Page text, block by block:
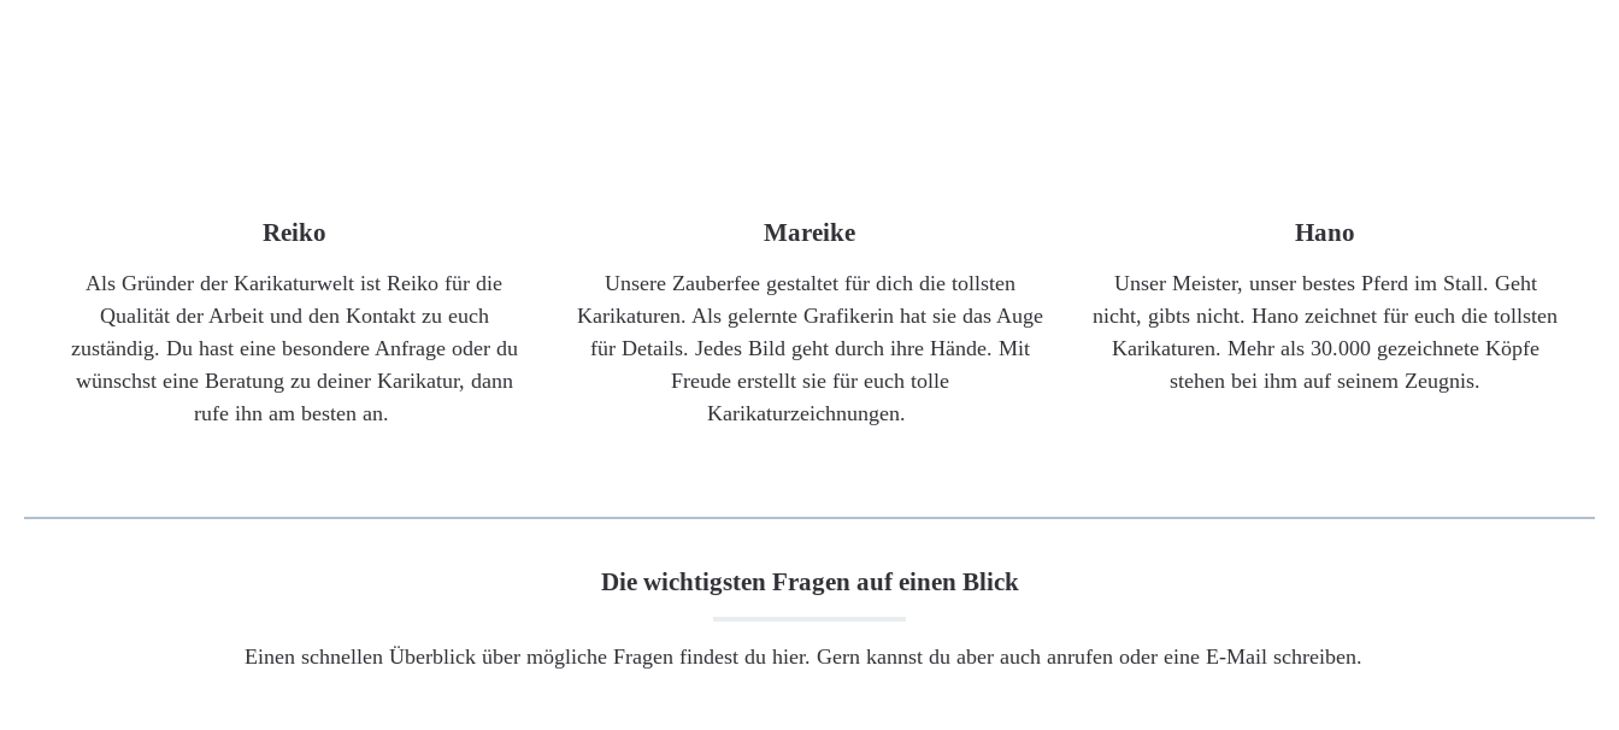
Reiko
Als Gründer der Karikaturwelt ist Reiko für die
Qualität der Arbeit und den Kontakt zu euch
zuständig. Du hast eine besondere Anfrage oder du
wünschst eine Beratung zu deiner Karikatur, dann
rufe ihn am besten an.
Mareike
Unsere Zauberfee gestaltet für dich die tollsten
Karikaturen. Als gelernte Grafikerin hat sie das Auge
für Details. Jedes Bild geht durch ihre Hände. Mit
Freude erstellt sie für euch tolle
Karikaturzeichnungen.
Hano
Unser Meister, unser bestes Pferd im Stall. Geht
nicht, gibts nicht. Hano zeichnet für euch die tollsten
Karikaturen. Mehr als 30.000 gezeichnete Köpfe
stehen bei ihm auf seinem Zeugnis.
Die wichtigsten Fragen auf einen Blick
Einen schnellen Überblick über mögliche Fragen findest du hier. Gern kannst du aber auch anrufen oder eine E-Mail schreiben.